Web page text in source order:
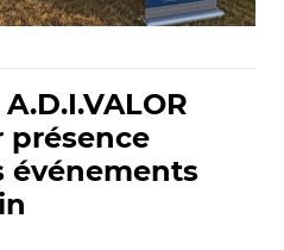
présence
événements